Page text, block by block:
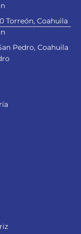
Torreón, Coahuila
Pedro, Coahuila